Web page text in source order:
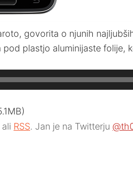
govorita o njunih
plastjo aluminijaste folije,
ali RSS. Jan je na Twitterju